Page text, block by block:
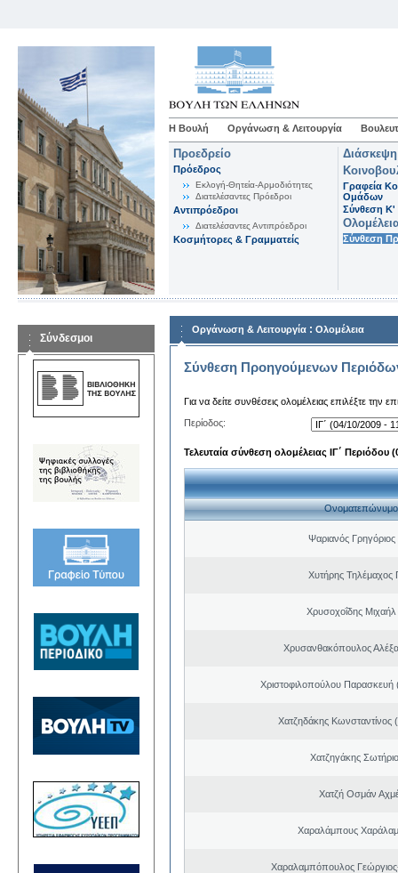
Η Βουλή Οργάνωση & Λειτουργία
Προεδρείο
Πρόεδρος
Εκλογή-Θητεία-Αρμοδιότητες
Διατελέσαντες Πρόεδροι
Αντιπρόεδροι
Διατελέσαντες Αντιπρόεδροι
Κοσμήτορες & Γραμματείς
Γραφεία
Ομάδων
Σύνθεση K'
Σύνθεση
Σύνδεσμοι
Οργάνωση & Λειτουργία : Ολομέλεια
Σύνθεση Προηγούμενων
Για να δείτε συνθέσεις ολομέλειας επιλέξτε την
Περίοδος:
Τελευταία σύνθεση ολομέλειας ΙΓ΄ Περιόδου
Ονοματεπώνυμο
Ψαριανός
Χυτήρης Τηλέμαχος
Χρυσοχοΐδης Μιχαήλ
Χρυσανθακόπουλος
Χριστοφιλοπούλου Παρασκευή
Χατζηδάκης
Χατζηγάκης
Χατζή Οσμάν
Χαραλάμπους
Χαραλαμπόπουλος